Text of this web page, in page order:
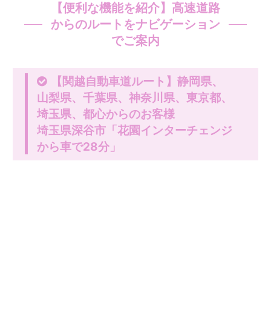
【便利な機能を紹介】高速道路
からのルートをナビゲーション
でご案内
【関越自動車道ルート】静岡県、
山梨県、千葉県、神奈川県、東京都、
埼玉県、都心からのお客様
埼玉県深谷市「花園インターチェンジ
から車で28分」